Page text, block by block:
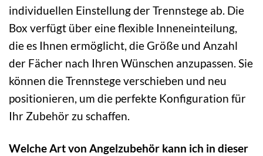
individuellen Einstellung der Trennstege ab. Die
Box verfügt über eine flexible Inneneinteilung,
die es Ihnen ermöglicht, die Größe und Anzahl
der Fächer nach Ihren Wünschen anzupassen. Sie
können die Trennstege verschieben und neu
positionieren, um die perfekte Konfiguration für
Ihr Zubehör zu schaffen.
Welche Art von Angelzubehör kann ich in dieser